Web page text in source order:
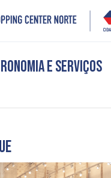
e Serviços
e Serviços